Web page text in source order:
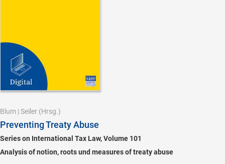
Blum | Seiler (Hrsg.)
Preventing Treaty Abuse
Series on International Tax Law, Volume 101
Analysis of notion, roots und measures of treaty abuse